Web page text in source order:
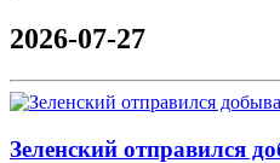
2026-07-27
Зеленский отправился